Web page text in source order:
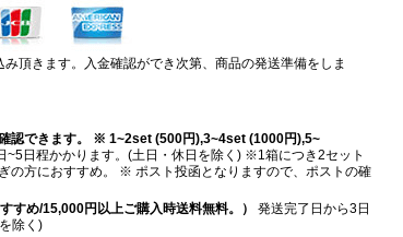
頂きます。入金確認ができ次第、商品の発送準備をしま
認できます。 ※ 1~2set (500円),3~4set (1000円),5~
~5日程かかります。(土日・休日を除く) ※1箱につき2セット
の方におすすめ。 ※ ポスト投函となりますので、ポストの確
すめ/15,000円以上ご購入時送料無料。）
発送完了日から3日
除く)